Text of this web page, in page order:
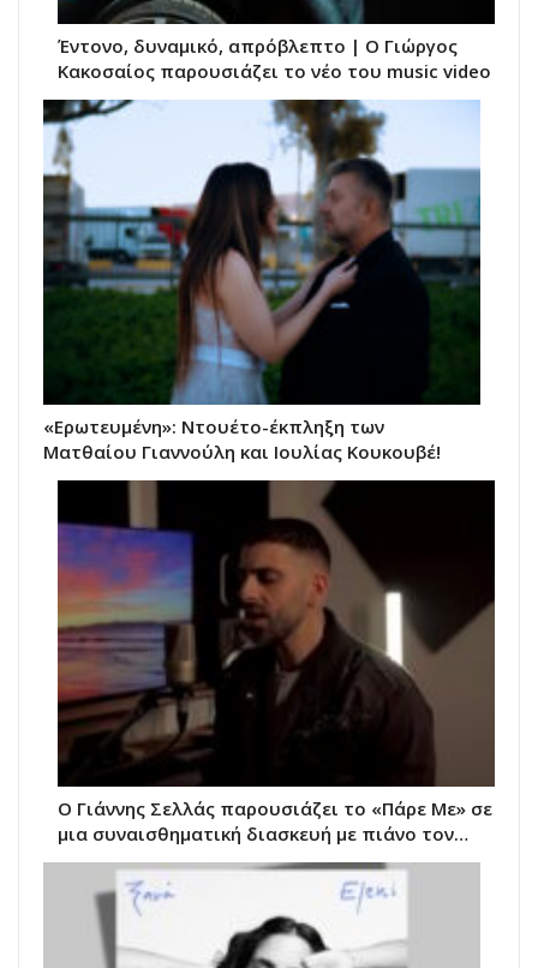
Έντονο, δυναμικό, απρόβλεπτο | Ο Γιώργος
Κακοσαίος παρουσιάζει το νέο του music video
«Ερωτευμένη»: Ντουέτο-έκπληξη των
Ματθαίου Γιαννούλη και Ιουλίας Κουκουβέ!
Ο Γιάννης Σελλάς παρουσιάζει το «Πάρε Με» σε
μια συναισθηματική διασκευή με πιάνο τον…